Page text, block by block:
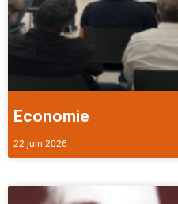
Economie
22 juin 2026